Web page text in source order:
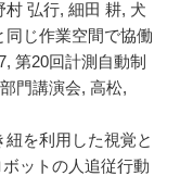
弘行, 細田 耕, 犬
同じ作業空間で協働
第20回計測自動制
門講演会, 高松,
を利用した視覚と
ットの人追従行動